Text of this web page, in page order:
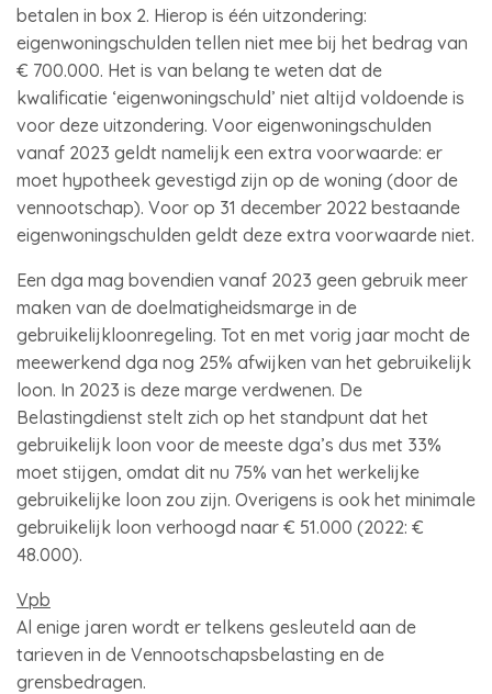
betalen in box 2. Hierop is één uitzondering:
eigenwoningschulden tellen niet mee bij het bedrag van
€ 700.000. Het is van belang te weten dat de
kwalificatie ‘eigenwoningschuld’ niet altijd voldoende is
voor deze uitzondering. Voor eigenwoningschulden
vanaf 2023 geldt namelijk een extra voorwaarde: er
moet hypotheek gevestigd zijn op de woning (door de
vennootschap). Voor op 31 december 2022 bestaande
eigenwoningschulden geldt deze extra voorwaarde niet.
Een dga mag bovendien vanaf 2023 geen gebruik meer
maken van de doelmatigheidsmarge in de
gebruikelijkloonregeling. Tot en met vorig jaar mocht de
meewerkend dga nog 25% afwijken van het gebruikelijk
loon. In 2023 is deze marge verdwenen. De
Belastingdienst stelt zich op het standpunt dat het
gebruikelijk loon voor de meeste dga’s dus met 33%
moet stijgen, omdat dit nu 75% van het werkelijke
gebruikelijke loon zou zijn. Overigens is ook het minimale
gebruikelijk loon verhoogd naar € 51.000 (2022: €
48.000).
Vpb
Al enige jaren wordt er telkens gesleuteld aan de
tarieven in de Vennootschapsbelasting en de
grensbedragen.